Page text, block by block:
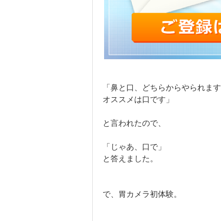
「鼻と口、どちらからやられま
オススメは口です」
と言われたので、
「じゃあ、口で」
と答えました。
で、胃カメラ初体験。